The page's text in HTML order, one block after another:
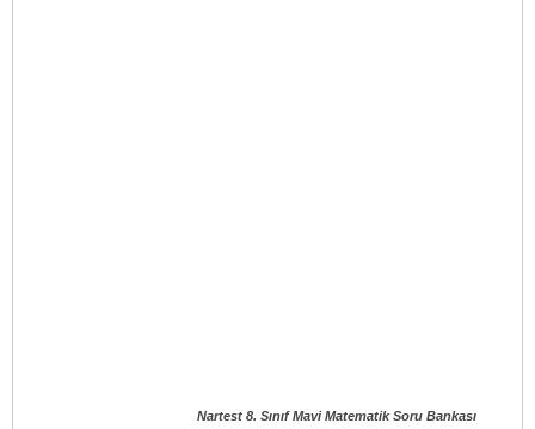
Nartest 8. Sınıf Mavi Matematik Soru Bankası